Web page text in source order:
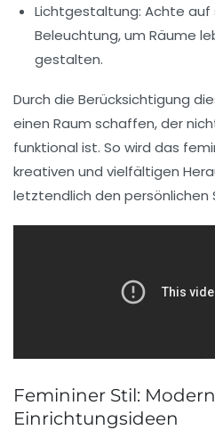
Lichtgestaltung: Achte auf
Beleuchtung, um Räume
gestalten.
Durch die Berücksichtigung
einen Raum schaffen, der
funktional ist. So wird das
kreativen und vielfältigen
letztendlich den persönlichen
Femininer Stil:
Einrichtungsideen